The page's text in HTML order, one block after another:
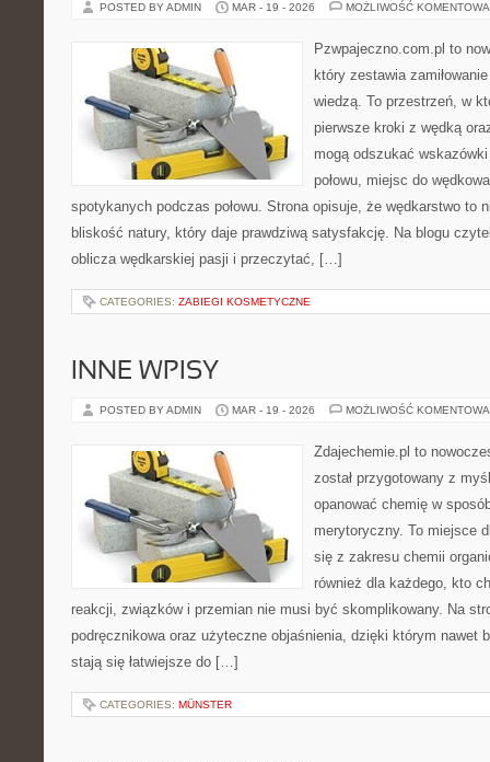
POSTED BY ADMIN MAR - 19 - 2026 MOŻLIWOŚĆ
Pzwpajeczno.com.pl to
który zestawia
wiedzą. To przestrzeń, w
pierwsze kroki z wędką
mogą odszukać
połowu, miejsc do
spotykanych podczas połowu. Strona opisuje, że wędkarstwo to
bliskość natury, który daje prawdziwą satysfakcję. Na blogu
oblicza wędkarskiej pasji i przeczytać, […]
CATEGORIES: ZABIEGI KOSMETYCZNE
INNE WPISY
POSTED BY ADMIN MAR - 19 - 2026 MOŻLIWOŚĆ
Zdajechemie.pl to
został przygotowany z
opanować chemię w
merytoryczny. To miejsce
się z zakresu chemii
również dla każdego, kto
reakcji, związków i przemian nie musi być skomplikowany. Na
podręcznikowa oraz użyteczne objaśnienia, dzięki którym nawet
stają się łatwiejsze do […]
CATEGORIES: MÜNSTER